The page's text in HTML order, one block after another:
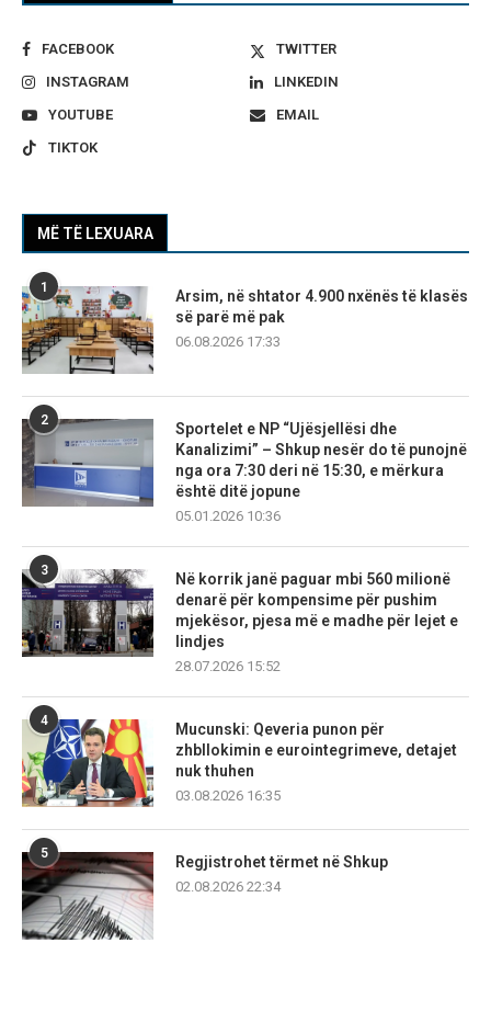
FACEBOOK
TWITTER
INSTAGRAM
LINKEDIN
YOUTUBE
EMAIL
TIKTOK
MË TË LEXUARA
1
Arsim, në shtator 4.900 nxënës të klasës
së parë më pak
06.08.2026 17:33
2
Sportelet e NP “Ujësjellësi dhe
Kanalizimi” – Shkup nesër do të punojnë
nga ora 7:30 deri në 15:30, e mërkura
është ditë jopune
05.01.2026 10:36
3
Në korrik janë paguar mbi 560 milionë
denarë për kompensime për pushim
mjekësor, pjesa më e madhe për lejet e
lindjes
28.07.2026 15:52
4
Mucunski: Qeveria punon për
zhbllokimin e eurointegrimeve, detajet
nuk thuhen
03.08.2026 16:35
5
Regjistrohet tërmet në Shkup
02.08.2026 22:34